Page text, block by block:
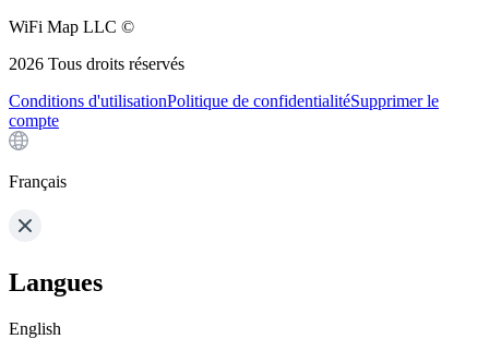
WiFi Map LLC ©
2026 Tous droits réservés
Conditions d'utilisationPolitique de confidentialitéSupprimer le
compte
Français
Langues
English